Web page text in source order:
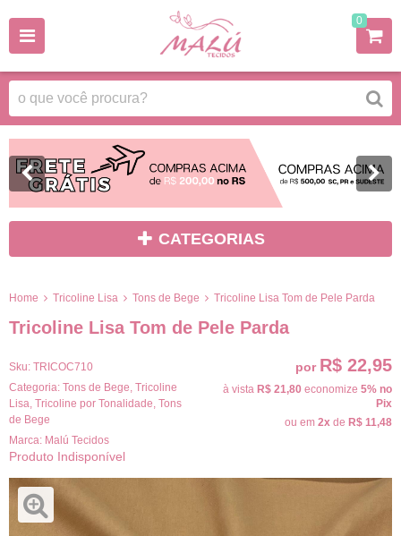
0
CATEGORIAS
Home Tricoline Lisa Tons de Bege Tricoline Lisa Tom de Pele Parda
Tricoline Lisa Tom de Pele Parda
Sku: TRICOC710
Categoria: Tons de Bege Tricoline
Lisa Tricoline por Tonalidade Tons
de Bege
Marca: Malú Tecidos
Produto Indisponível
por R$ 22,95
à vista R$ 21,80 economize 5% no
Pix
ou em 2x de R$ 11,48